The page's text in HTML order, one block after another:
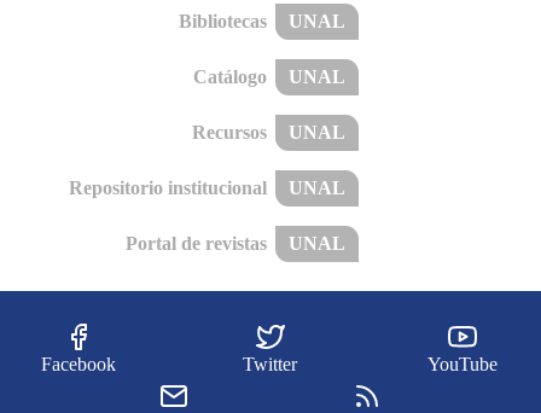
Bibliotecas UNAL
Catálogo UNAL
Recursos UNAL
Repositorio institucional UNAL
Portal de revistas UNAL
Facebook Twitter YouTube